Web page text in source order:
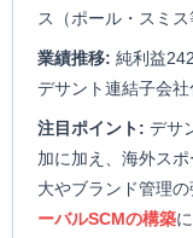
ス（ポール・スミス
業績推移: 純利益
デサント連結子会社
注目ポイント: デサ
加に加え、海外ス
大やブランド管理の
ーバルSCMの構築